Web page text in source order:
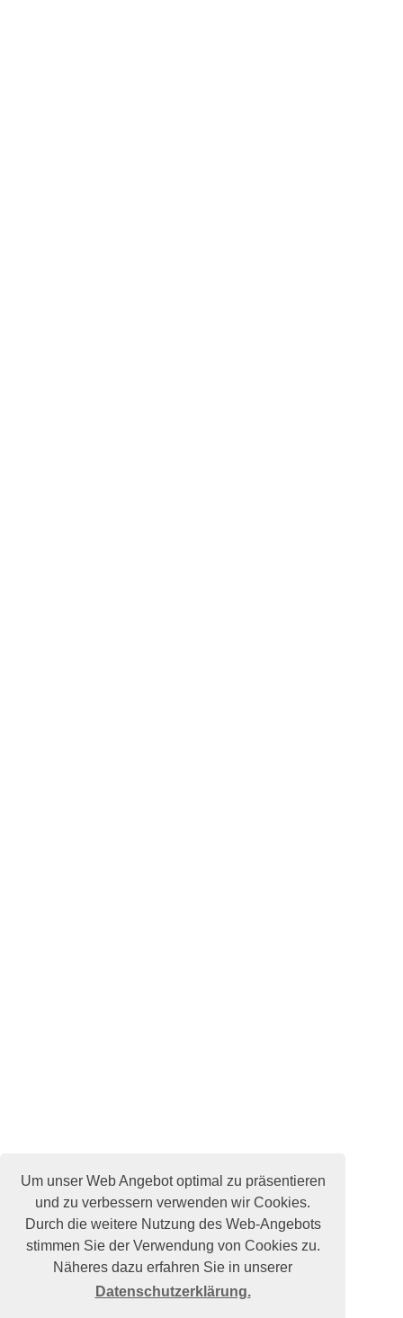
Um unser Web Angebot optimal zu präsentieren
und zu verbessern verwenden wir Cookies.
Durch die weitere Nutzung des Web-Angebots
stimmen Sie der Verwendung von Cookies zu.
Näheres dazu erfahren Sie in unserer
Datenschutzerklärung.